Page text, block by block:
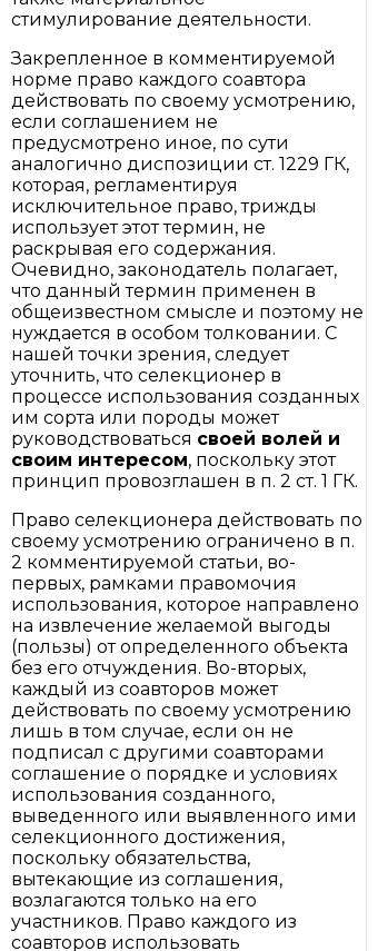
стимулирование деятельности.
Закрепленное в комментируемой
норме право каждого соавтора
действовать по своему усмотрению,
если соглашением не
предусмотрено иное, по сути
аналогично диспозиции ст. 1229 ГК,
которая, регламентируя
исключительное право, трижды
использует этот термин, не
раскрывая его содержания.
Очевидно, законодатель полагает,
что данный термин применен в
общеизвестном смысле и поэтому не
нуждается в особом толковании. С
нашей точки зрения, следует
уточнить, что селекционер в
процессе использования созданных
им сорта или породы может
руководствоваться своей волей и
своим интересом, поскольку этот
принцип провозглашен в п. 2 ст. 1 ГК.
Право селекционера действовать по
своему усмотрению ограничено в п.
2 комментируемой статьи, во-
первых, рамками правомочия
использования, которое направлено
на извлечение желаемой выгоды
(пользы) от определенного объекта
без его отчуждения. Во-вторых,
каждый из соавторов может
действовать по своему усмотрению
лишь в том случае, если он не
подписал с другими соавторами
соглашение о порядке и условиях
использования созданного,
выведенного или выявленного ими
селекционного достижения,
поскольку обязательства,
вытекающие из соглашения,
возлагаются только на его
участников. Право каждого из
соавторов использовать